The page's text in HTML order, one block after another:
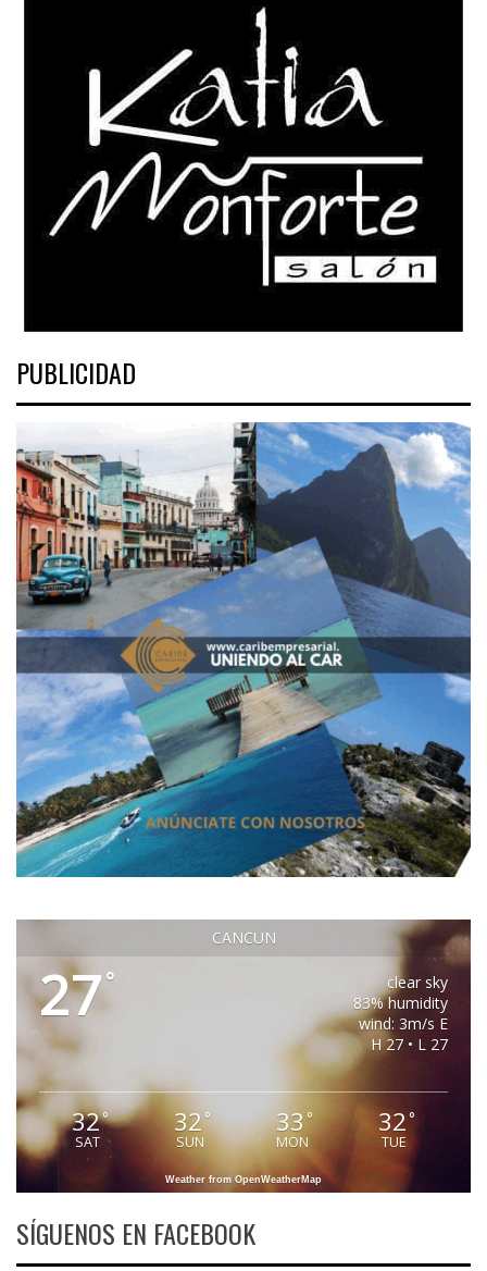
PUBLICIDAD
CANCUN
27°
clear sky
83% humidity
wind: 3m/s E
H 27 • L 27
32°
SAT
32°
SUN
33 °
MON
32°
TUE
Weather from OpenWeatherMap
SÍGUENOS EN FACEBOOK